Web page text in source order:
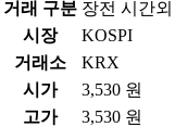
거래 구분 장전 시간
시장
KOSPI
거래소
KRX
시가
3,530 원
고가
3,530 원